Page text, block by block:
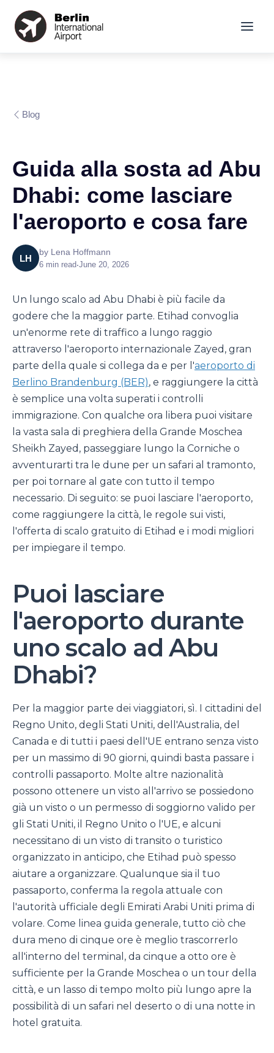
Blog
Guida alla sosta ad Abu
Dhabi: come lasciare
l'aeroporto e cosa fare
LH
by Lena Hoffmann
6 min read•June 20, 2026
Un lungo scalo ad Abu Dhabi è più facile da
godere che la maggior parte. Etihad convoglia
un'enorme rete di traffico a lungo raggio
attraverso l'aeroporto internazionale Zayed, gran
parte della quale si collega da e per l'aeroporto di
Berlino Brandenburg (BER), e raggiungere la città
è semplice una volta superati i controlli
immigrazione. Con qualche ora libera puoi visitare
la vasta sala di preghiera della Grande Moschea
Sheikh Zayed, passeggiare lungo la Corniche o
avventurarti tra le dune per un safari al tramonto,
per poi tornare al gate con tutto il tempo
necessario. Di seguito: se puoi lasciare l'aeroporto,
come raggiungere la città, le regole sui visti,
l'offerta di scalo gratuito di Etihad e i modi migliori
per impiegare il tempo.
Puoi lasciare
l'aeroporto durante
uno scalo ad Abu
Dhabi?
Per la maggior parte dei viaggiatori, sì. I cittadini del
Regno Unito, degli Stati Uniti, dell'Australia, del
Canada e di tutti i paesi dell'UE entrano senza visto
per un massimo di 90 giorni, quindi basta passare i
controlli passaporto. Molte altre nazionalità
possono ottenere un visto all'arrivo se possiedono
già un visto o un permesso di soggiorno valido per
gli Stati Uniti, il Regno Unito o l'UE, e alcuni
necessitano di un visto di transito o turistico
organizzato in anticipo, che Etihad può spesso
aiutare a organizzare. Qualunque sia il tuo
passaporto, conferma la regola attuale con
l'autorità ufficiale degli Emirati Arabi Uniti prima di
volare. Come linea guida generale, tutto ciò che
dura meno di cinque ore è meglio trascorrerlo
all'interno del terminal, da cinque a otto ore è
sufficiente per la Grande Moschea o un tour della
città, e un lasso di tempo molto più lungo apre la
possibilità di un safari nel deserto o di una notte in
hotel gratuita.